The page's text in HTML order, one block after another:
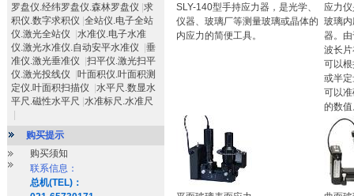
罗盘仪.经纬罗盘仪.森林罗盘仪 求
积仪.数字求积仪 全站仪.电子全站
仪.激光全站仪
水准仪.电子水准
仪.激光水准仪.自动安平水准仪
垂
准仪.激光垂准仪
扫平仪.激光扫平
仪.激光投线仪
叶面积仪.叶面积测
定仪.叶面积扫描仪
水平尺.数显水
平尺.磁性水平尺 水准标尺.水准尺
购买提示
购买须知
联系信息：
总机(TEL)：
SLY-140型手持应力器，是光学、
仪器、玻璃厂等测量玻璃或晶体的
内应力的简便工具。
应力
玻璃
器。
波长
可以
或半
可以
的数